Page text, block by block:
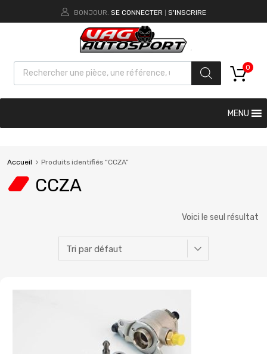
BONJOUR. SE CONNECTER S'INSCRIRE
0
MENU
Accueil Produits identifiés “CCZA”
CCZA
Voici le seul résultat